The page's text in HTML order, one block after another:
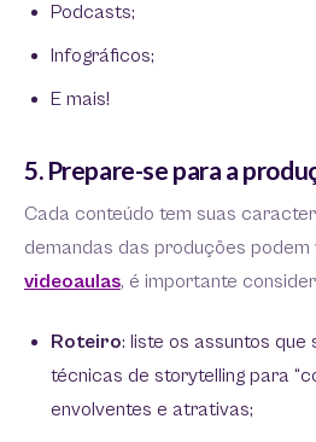
Podcasts;
Infográficos;
E mais!
5. Prepare-se para a
Cada conteúdo tem suas
demandas das produções podem
videoaulas, é importante
Roteiro: liste os assuntos
técnicas de storytelling para
envolventes e atrativas;